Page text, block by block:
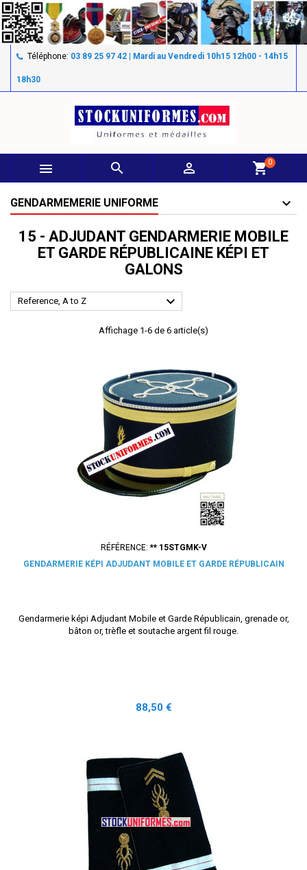
Téléphone: 03 89 25 97 42 | Mardi au Vendredi 10h15 12h00 - 14h15
18h30
   shopping_cart0
GENDARMEMERIE UNIFORME
15 - ADJUDANT GENDARMERIE MOBILE
ET GARDE RÉPUBLICAINE KÉPI ET
GALONS
Reference, A to Z 
Affichage 1-6 de 6 article(s)
RÉFÉRENCE: ** 15STGMK-V
GENDARMERIE KÉPI ADJUDANT MOBILE ET GARDE RÉPUBLICAIN
Gendarmerie képi Adjudant Mobile et Garde Républicain, grenade or,
bâton or, trèfle et soutache argent fil rouge.
Prix
88,50 €